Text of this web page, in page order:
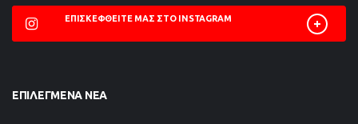
ΕΠΙΣΚΕΦΘΕΊΤΕ ΜΑΣ ΣΤΟ INSTAGRAM
ΕΠΙΛΕΓΜΈΝΑ ΝΈΑ